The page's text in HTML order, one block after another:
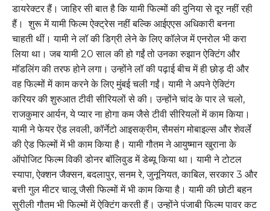
डायरेक्टर हैं। जाहिर सी बात है कि यामी फिल्मों की दुनिया से दूर नहीं रही
हैं। शुरू में यामी फिल्म ऐक्ट्रेस नहीं बल्कि आईएएस अधिकारी बनना
चाहती थीं। यामी ने लॉ की डिग्री लेने के लिए कॉलेज में एनरोल भी करा
लिया था। जब यामी 20 साल की हो गईं तो उनका रुझान ऐक्टिंग और
मॉडलिंग की तरफ होने लगा। उन्होंने लॉ की पढ़ाई बीच में ही छोड़ दी और
वह फिल्मों में काम करने के लिए मुंबई चली गईं। यामी ने अपने ऐक्टिंग
करियर की शुरुआत टीवी सीरियलों से की। उन्होंने चांद के पार ले चलो,
राजकुमार आर्यन, ये प्यार ना होगा कम जैसे टीवी सीरियलों में काम किया।
यामी ने फेयर ऐंड लवली, कॉर्नेटो आइसक्रीम, सैमसंग मोबाइल्स और शेवर्ले
की ऐड फिल्मों में भी काम किया है। यामी गौतम ने आयुष्मान खुराना के
ऑपोजिट फिल्म विकी डोनर बॉलिवुड में डेब्यू किया था। यामी ने टोटल
स्यापा, ऐक्शन जैक्सन, बदलापुर, सनम रे, जुनूनियत, काबिल, सरकार 3 और
बत्ती गुल मीटर चालू जैसी फिल्मों में भी काम किया है। यामी की छोटी बहन
सुरीली गौतम भी फिल्मों में ऐक्टिंग करती हैं। उन्होंने पंजाबी फिल्म पावर कट